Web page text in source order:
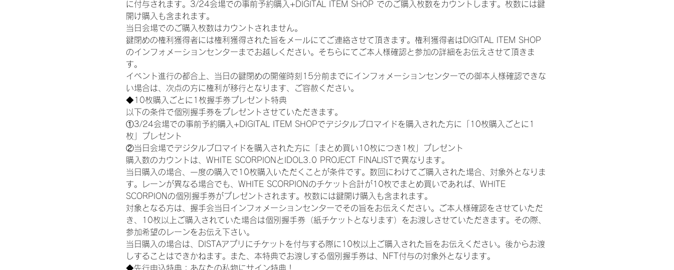
に付与されます。3/24会場での事前予約購入+DIGITAL ITEM SHOP でのご購入枚数をカウントします。枚数には鍵
開け購入も含まれます。
当日会場でのご購入枚数はカウントされません。
鍵閉めの権利獲得者には権利獲得された旨をメールにてご連絡させて頂きます。権利獲得者はDIGITAL ITEM SHOP
のインフォメーションセンターまでお越しください。そちらにてご本人様確認と参加の詳細をお伝えさせて頂きま
す。
イベント進行の都合上、当日の鍵閉めの開催時刻15分前までにインフォメーションセンターでの御本人様確認できな
い場合は、次点の方に権利が移行となります、ご容赦ください。
◆10枚購入ごとに1枚握手券プレゼント特典
以下の条件で個別握手券をプレゼントさせていただきます。
①3/24会場での事前予約購入+DIGITAL ITEM SHOPでデジタルブロマイドを購入された方に「10枚購入ごとに1
枚」プレゼント
②当日会場でデジタルブロマイドを購入された方に「まとめ買い10枚につき1枚」プレゼント
購入数のカウントは、WHITE SCORPIONとIDOL3.0 PROJECT FINALISTで異なります。
当日購入の場合、一度の購入で10枚購入いただくことが条件です。数回にわけてご購入された場合、対象外となりま
す。レーンが異なる場合でも、WHITE SCORPIONのチケット合計が10枚でまとめ買いであれば、WHITE
SCORPIONの個別握手券がプレゼントされます。枚数には鍵開け購入も含まれます。
対象となる方は、握手会当日インフォメーションセンターでその旨をお伝えください。ご本人様確認をさせていただ
き、10枚以上ご購入されていた場合は個別握手券（紙チケットとなります）をお渡しさせていただきます。その際、
参加希望のレーンをお伝え下さい。
当日購入の場合は、DISTAアプリにチケットを付与する際に10枚以上ご購入された旨をお伝えください。後からお渡
しすることはできかねます。また、本特典でお渡しする個別握手券は、NFT付与の対象外となります。
◆先行申込特典：あなたの私物にサイン特典！